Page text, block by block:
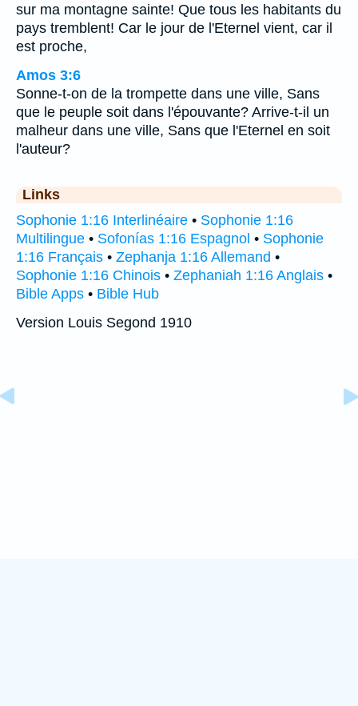
sur ma montagne sainte! Que tous les habitants du
pays tremblent! Car le jour de l'Eternel vient, car il
est proche,
Amos 3:6
Sonne-t-on de la trompette dans une ville, Sans
que le peuple soit dans l'épouvante? Arrive-t-il un
malheur dans une ville, Sans que l'Eternel en soit
l'auteur?
Links
Sophonie 1:16 Interlinéaire • Sophonie 1:16
Multilingue • Sofonías 1:16 Espagnol • Sophonie
1:16 Français • Zephanja 1:16 Allemand •
Sophonie 1:16 Chinois • Zephaniah 1:16 Anglais •
Bible Apps • Bible Hub
Version Louis Segond 1910